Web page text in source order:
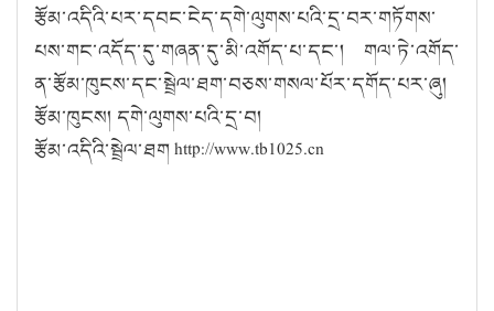
རྩོམ་འདིའི་པར་དབང་ངེད་དགེ་ལུགས་པའི་དྲ་བར་གཏོགས་
པས་གང་འདོད་དུ་གཞན་དུ་མི་འགོད་པ་དང་། གལ་ཏེ་འགོད་
ན་རྩོམ་ཁུངས་དང་སྦྲེལ་ཐག་བཅས་གསལ་པོར་དགོད་པར་ཞུ།
རྩོམ་ཁུངས། དགེ་ལུགས་པའི་དྲ་བ།
རྩོམ་འདིའི་སྦྲེལ་ཐག http://www.tb1025.cn